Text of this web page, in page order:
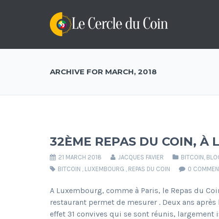
ARCHIVE FOR MARCH, 2018
32ÈME REPAS DU COIN, À
21 MARCH 2018 JACQUES FAVIER BITCOIN,
BITCOIN , LUXEMBOURG , REPAS DU COIN 0
A Luxembourg, comme à Paris, le Repas du
restaurant permet de mesurer . Deux ans
effet 31 convives qui se sont réunis,